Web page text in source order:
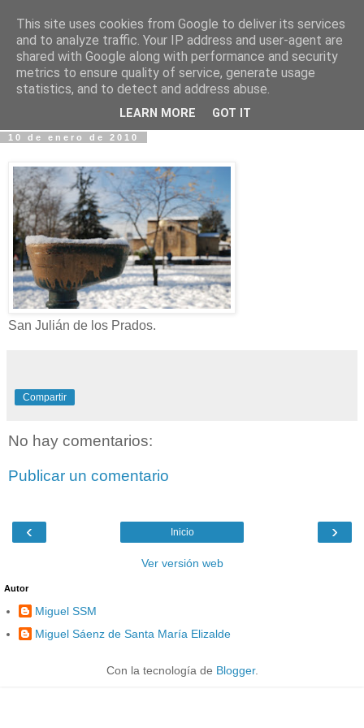
Fotos y Cosas
Miguel Sáenz de Santa María Elizalde
"Un blog es como un diario, pero sin candado".
10 de enero de 2010
San Julián de los Prados.
Compartir
No hay comentarios:
Publicar un comentario
‹ ›
Inicio
Ver versión web
Autor
Miguel SSM
Miguel Sáenz de Santa María Elizalde
Con la tecnología de Blogger.
This site uses cookies from Google to deliver its services
and to analyze traffic. Your IP address and user-agent are
shared with Google along with performance and security
metrics to ensure quality of service, generate usage
statistics, and to detect and address abuse.
LEARN MORE GOT IT